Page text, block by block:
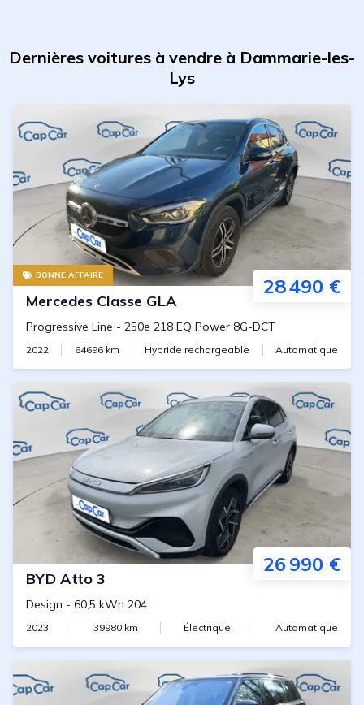
Dernières voitures à vendre à Dammarie-les-
Lys
BONNE AFFAIRE 28 490 €
Mercedes Classe GLA
Progressive Line - 250e 218 EQ Power 8G-DCT
2022 64696km Hybride rechargeable Automatique
26 990 €
BYD Atto 3
Design - 60,5 kWh 204
2023 39980 km Électrique Automatique